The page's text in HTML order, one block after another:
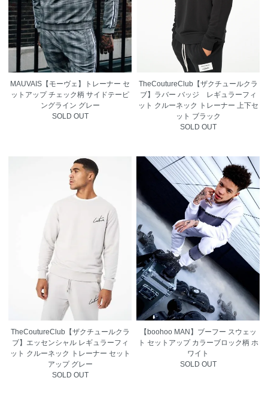
MAUVAIS【モーヴェ】トレーナー セ
ットアップ チェック柄 サイドテーピ
ングライン グレー
SOLD OUT
TheCoutureClub【ザクチュールクラ
ブ】ラバー バッジ レギュラーフィ
ット クルーネック トレーナー 上下セ
ット ブラック
SOLD OUT
TheCoutureClub【ザクチュールクラ
ブ】エッセンシャル レギュラーフィ
ット クルーネック トレーナー セット
アップ グレー
SOLD OUT
【boohoo MAN】ブーフー スウェッ
ト セットアップ カラーブロック柄 ホ
ワイト
SOLD OUT